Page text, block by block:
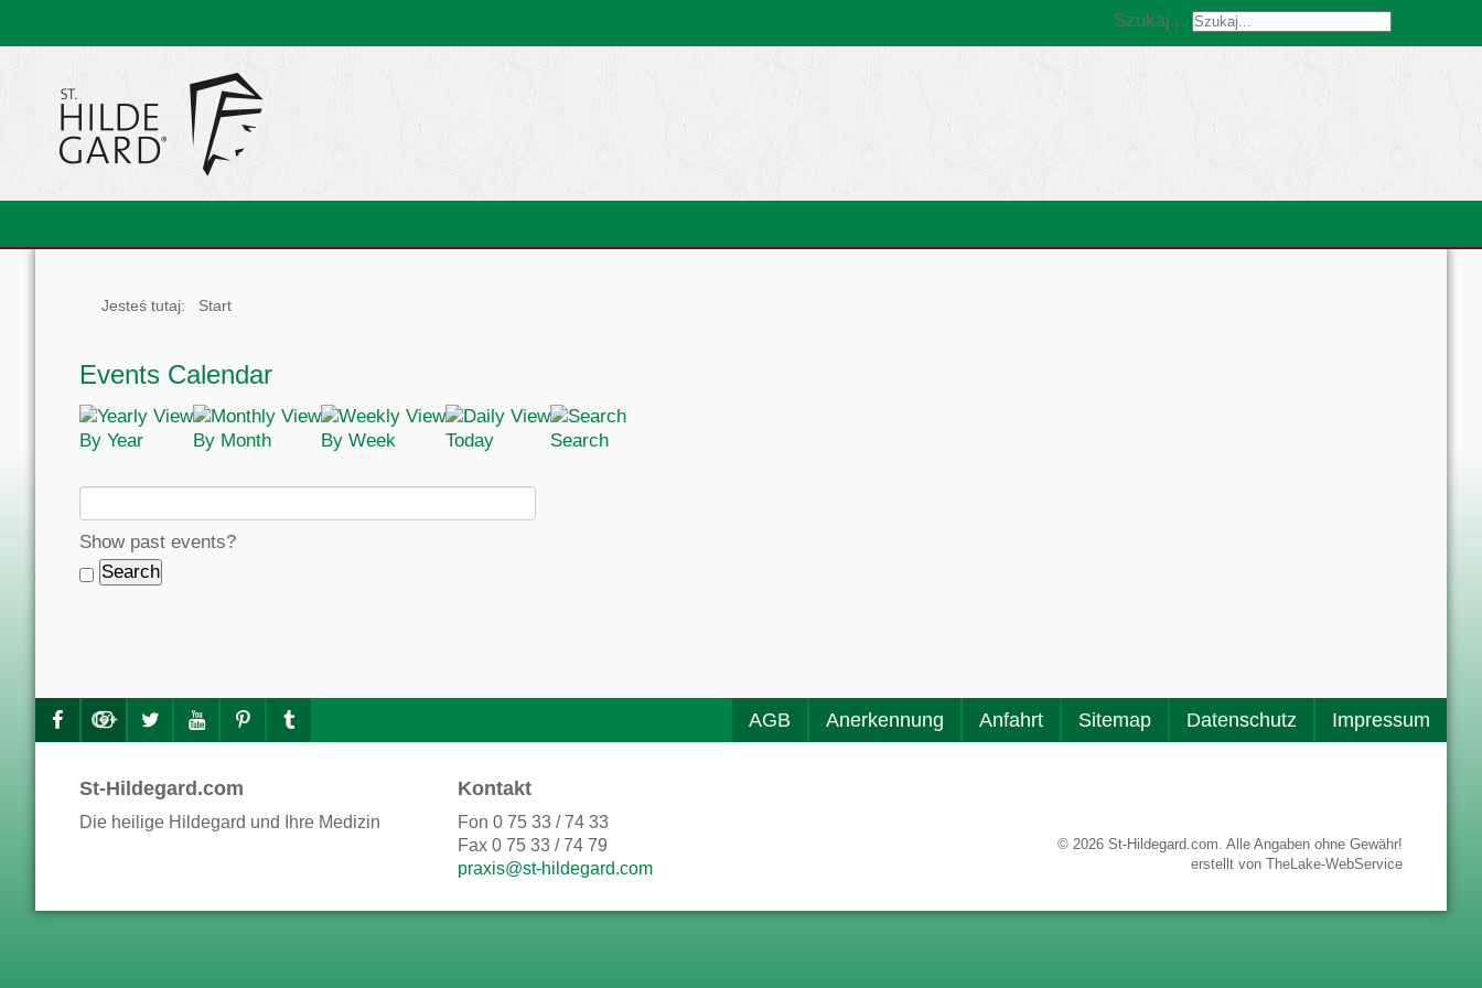
Szukaj...
Jesteś tutaj: Start
Events Calendar
By Year By Month By Week Today Search
Show past events?
AGB Anerkennung Anfahrt Sitemap Datenschutz Impressum
St-Hildegard.com
Die heilige Hildegard und Ihre Medizin
Kontakt
Fon 0 75 33 / 74 33
Fax 0 75 33 / 74 79
praxis@st-hildegard.com
© 2026 St-Hildegard.com. Alle Angaben ohne Gewähr!
erstellt von TheLake-WebService